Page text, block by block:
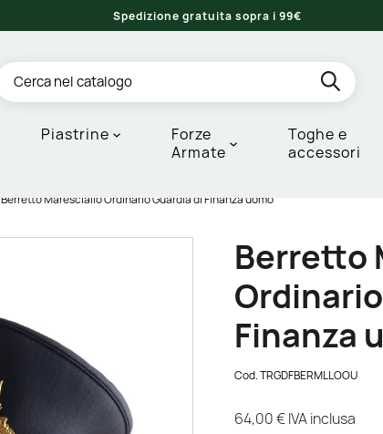
Spedizione gratuita sopra i 99€
Piastrine
Forze
Armate
Toghe e
accessori
Berretto Maresciallo Ordinario Guardia di Finanza uomo
Berretto
Finanza
Cod.TRGDFBERMLLOOU
64,00 €IVA inclusa